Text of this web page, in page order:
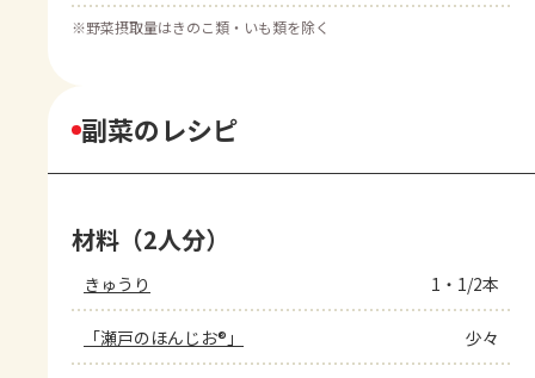
※野菜摂取量はきのこ類・いも類を除く
副菜のレシピ
材料（2人分）
きゅうり 1・1/2本
「瀬戸のほんじお®」 少々